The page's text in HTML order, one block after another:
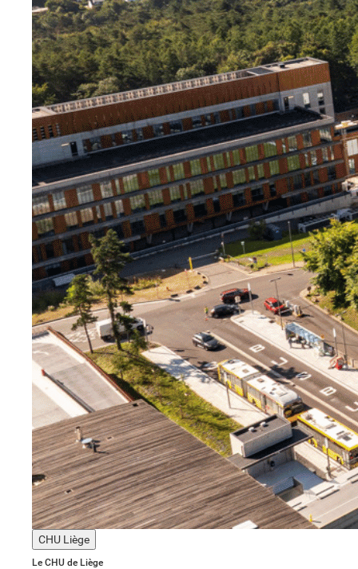
CHU Liège
Le CHU de Liège